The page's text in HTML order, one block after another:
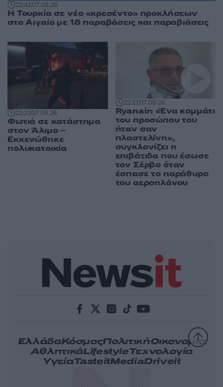
22:4107.08.26
Η Τουρκία σε νέο «κρεσέντο» προκλήσεων
στο Αιγαίο με 18 παραβάσεις και παραβιάσεις
22:2307.08.26
Φωτιά σε κατάστημα
στον Άλιμο –
Εκκενώθηκε
πολυκατοικία
22:2107.08.26
Ryanair: «Ένα κομμάτι
του προσώπου του
ήταν σαν
πλαστελίνη»,
συγκλονίζει η
επιβάτιδα που έσωσε
τον Σέρβο όταν
έσπασε το παράθυρο
του αεροπλάνου
ΕλλάδαΚόσμοςΠολιτικήΟικονομία
ΑθλητικάLifestyleΤεχνολογία
ΥγείαTasteitMediaDriveit